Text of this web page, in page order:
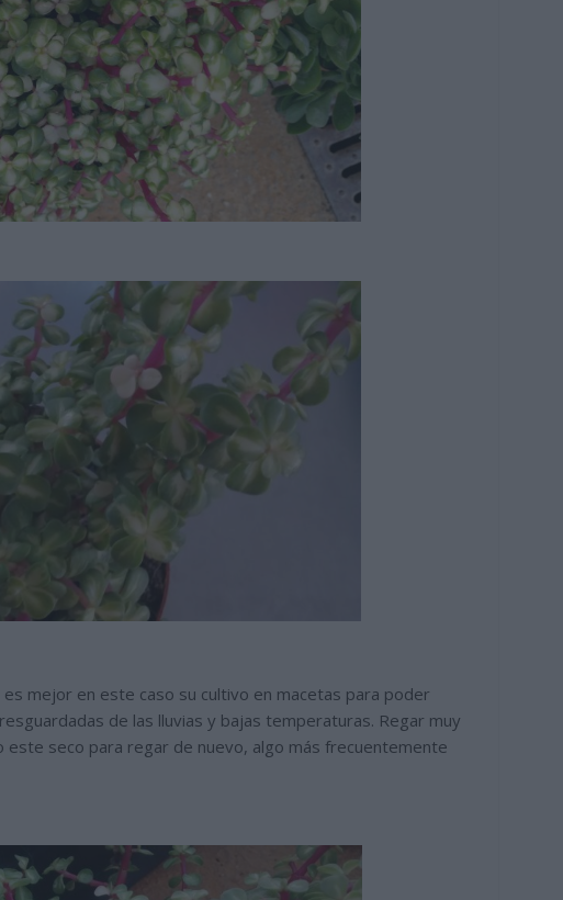
mejor en este caso su cultivo en macetas para poder
de las lluvias y bajas temperaturas. Regar muy
seco para regar de nuevo, algo más frecuentemente